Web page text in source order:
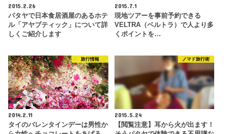
2015.2.26
パタヤで日本食居酒屋のあるホテ
ル「アヤブティック」について詳
しくご紹介します
2015.7.1
現地ツアーを事前予約できる
VELTRA（ベルトラ）で人より多
くポイントを…
旅行情報
2014.2.11
タイのバレンタインデーは男性か
ノマド旅行術
2015.5.24
【閲覧注意】耳から火が出ます！